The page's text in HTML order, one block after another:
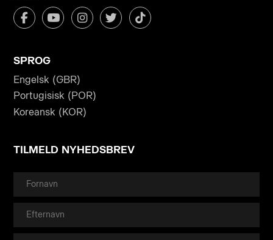
SPROG
Engelsk (GBR)
Portugisisk (POR)
Koreansk (KOR)
TILMELD NYHEDSBREV